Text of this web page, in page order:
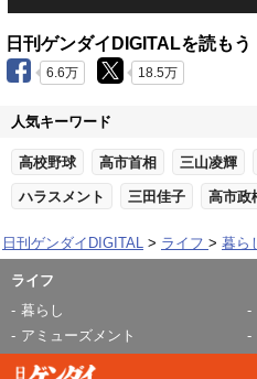
日刊ゲンダイDIGITALを読もう
6.6万 18.5万
人気キーワード
高校野球 高市首相 三山凌輝
ハラスメント 三田佳子 高市政
日刊ゲンダイDIGITAL ライフ 暮ら
ライフ
暮らし
アミューズメント